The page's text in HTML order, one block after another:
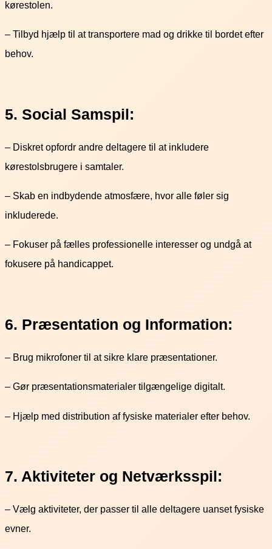
kørestolen.
– Tilbyd hjælp til at transportere mad og drikke til bordet efter
behov.
5. Social Samspil:
– Diskret opfordr andre deltagere til at inkludere
kørestolsbrugere i samtaler.
– Skab en indbydende atmosfære, hvor alle føler sig
inkluderede.
– Fokuser på fælles professionelle interesser og undgå at
fokusere på handicappet.
6. Præsentation og Information:
– Brug mikrofoner til at sikre klare præsentationer.
– Gør præsentationsmaterialer tilgængelige digitalt.
– Hjælp med distribution af fysiske materialer efter behov.
7. Aktiviteter og Netværksspil:
– Vælg aktiviteter, der passer til alle deltagere uanset fysiske
evner.